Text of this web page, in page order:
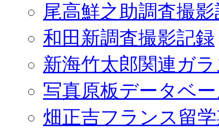
尾高鮮之助調査撮
和田新調査撮影記録
新海竹太郎関連ガ
写真原板データベ
畑正吉フランス留